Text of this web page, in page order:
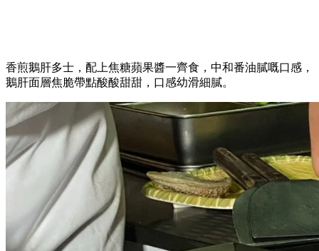
香煎鵝肝多士，配上焦糖蘋果醬一齊食，中和番油膩嘅口感，
鵝肝面層焦脆帶點酸酸甜甜，口感幼滑細膩。